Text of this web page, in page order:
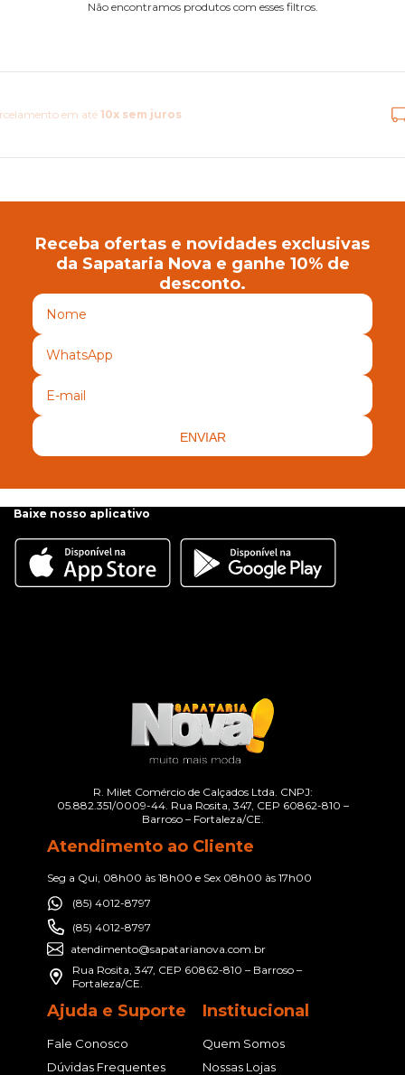
Não encontramos produtos com esses filtros.
Receba ofertas e novidades exclusivas
da Sapataria Nova e ganhe 10% de
desconto.
ENVIAR
Baixe nosso aplicativo
R. Milet Comércio de Calçados Ltda. CNPJ:
05.882.351/0009-44. Rua Rosita, 347, CEP 60862-810 –
Barroso – Fortaleza/CE.
Atendimento ao Cliente
Seg a Qui, 08h00 às 18h00 e Sex 08h00 às 17h00
(85) 4012-8797
(85) 4012-8797
atendimento@sapatarianova.com.br
Rua Rosita, 347, CEP 60862-810 – Barroso –
Fortaleza/CE.
Ajuda e Suporte
Fale Conosco
Dúvidas Frequentes
Institucional
Quem Somos
Nossas Lojas